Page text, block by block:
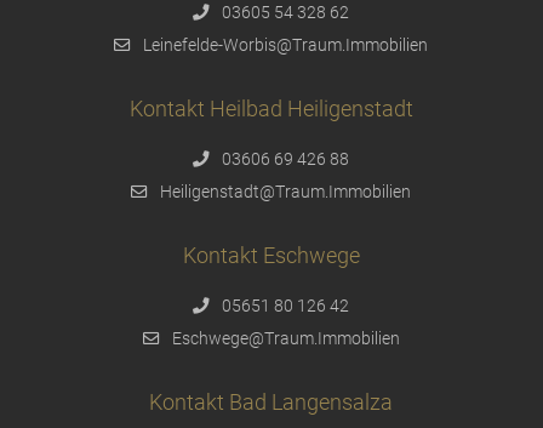
03605 54 328 62
Leinefelde-Worbis@Traum.Immobilien
Kontakt Heilbad Heiligenstadt
03606 69 426 88
Heiligenstadt@Traum.Immobilien
Kontakt Eschwege
05651 80 126 42
Eschwege@Traum.Immobilien
Kontakt Bad Langensalza